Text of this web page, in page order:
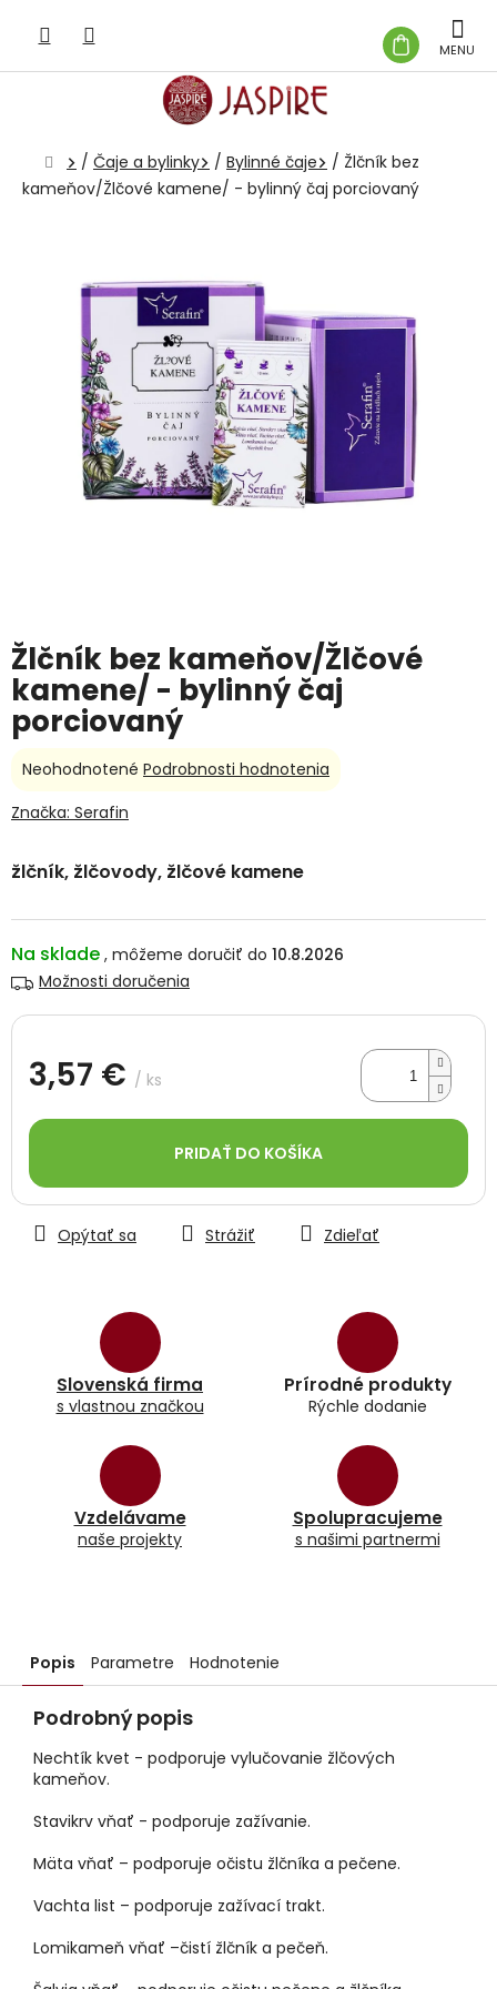
obsah
KOŠÍK
Domov
/ Čaje a bylinky / Bylinné čaje / Žlčník bez
kameňov/Žlčové kamene/ - bylinný čaj porciovaný
Žlčník bez kameňov/Žlčové
kamene/ - bylinný čaj
porciovaný
Na sklade
10.8.2026
Možnosti doručenia
3,57 € / ks
cena:
PRIDAŤ DO KOŠÍKA
Slovenská firma
s vlastnou značkou
Prírodné produkty
Rýchle dodanie
Vzdelávame
naše projekty
Spolupracujeme
s našimi partnermi
žlčník, žlčovody, žlčové kamene
Opýtať sa Strážiť Zdieľať
Priemerné
produktu
z
hviezdičiek.
Neohodnotené Podrobnosti hodnotenia
Značka: Serafin
Popis Parametre Hodnotenie
Podrobný popis
Nechtík kvet - podporuje vylučovanie žlčových
kameňov.
Stavikrv vňať - podporuje zažívanie.
Mäta vňať – podporuje očistu žlčníka a pečene.
Vachta list – podporuje zažívací trakt.
Lomikameň vňať –čistí žlčník a pečeň.